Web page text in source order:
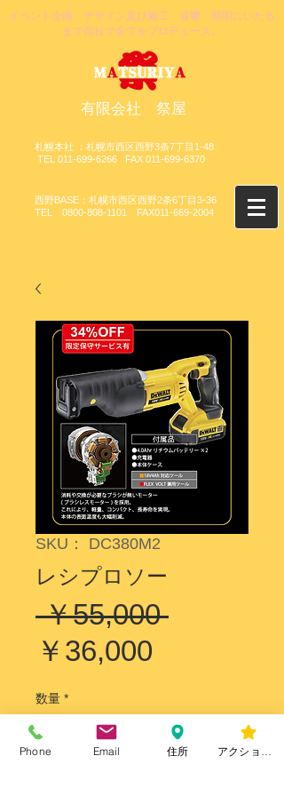
イベント企画・デザイン及び施工、音響・照明にいたる
まで自社で全てをプロデュース。
​有限会社 祭屋
札幌本社 ：札幌市西区西野3条7丁目1-48
TEL 011-699-6266 FAX 011-699-6370
西野BASE：札幌市西区西野2条6丁目3-36
​TEL
0800-808-1101 FAX011-669-2004
SKU： DC380M2
レシプロソー
￥55,000 通
格
￥36,000
ル
価
数量 *
Phone Email 住所